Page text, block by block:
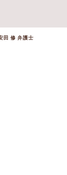
田 修 弁護士